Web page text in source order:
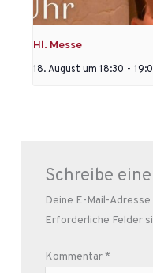
Hl. Messe
18. August um 18:30 -
Schreibe
Deine E-Mail-
Erforderliche Felder
Kommentar*